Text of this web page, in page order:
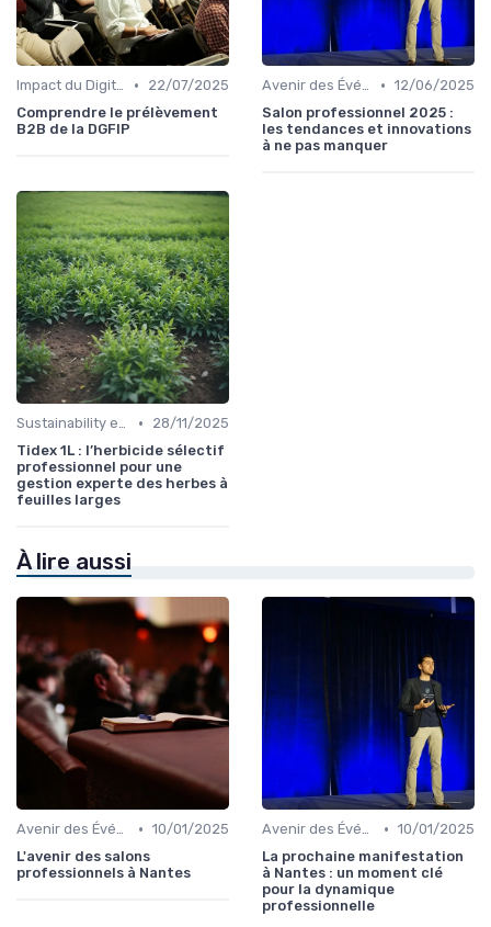
Impact du Digital sur l'Événementiel B2B •
22/07/2025
Comprendre le prélèvement
B2B de la DGFIP
Avenir des Événements B2B • 12/06/2025
Salon professionnel 2025 :
les tendances et innovations
à ne pas manquer
Sustainability et Événements Écoresponsables •
28/11/2025
Tidex 1L : l’herbicide sélectif
professionnel pour une
gestion experte des herbes à
feuilles larges
À lire aussi
Avenir des Événements B2B • 10/01/2025
L'avenir des salons
professionnels à Nantes
Avenir des Événements B2B • 10/01/2025
La prochaine manifestation
à Nantes : un moment clé
pour la dynamique
professionnelle